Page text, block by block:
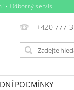
• Odborný servis
+420 777
PODMÍNKY